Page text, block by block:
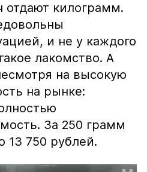
отдают килограмм.
и не у каждого
лакомство. А
на высокую
на рынке:
За 250 грамм
13 750 рублей.